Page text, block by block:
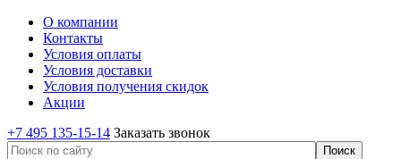
О компании
Контакты
Условия оплаты
Условия доставки
Условия получения скидок
Акции
+7 495 135-15-14 Заказать звонок